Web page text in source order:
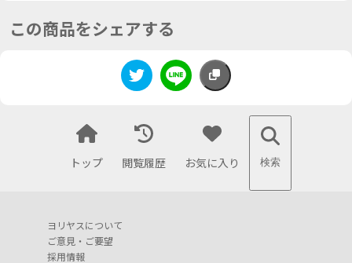
この商品をシェアする
トップ 閲覧履歴 お気に入り 検索
ヨリヤスについて
ご意見・ご要望
採用情報